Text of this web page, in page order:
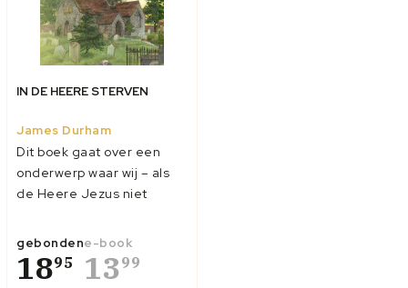
IN DE HEERE STERVEN
James Durham
Dit boek gaat over een
onderwerp waar wij – als
de Heere Jezus niet
terugkomt – allen mee te
maken krijgen. Sterven
gaan wij allen! Maar de
gebonden
1895
e-book
1399